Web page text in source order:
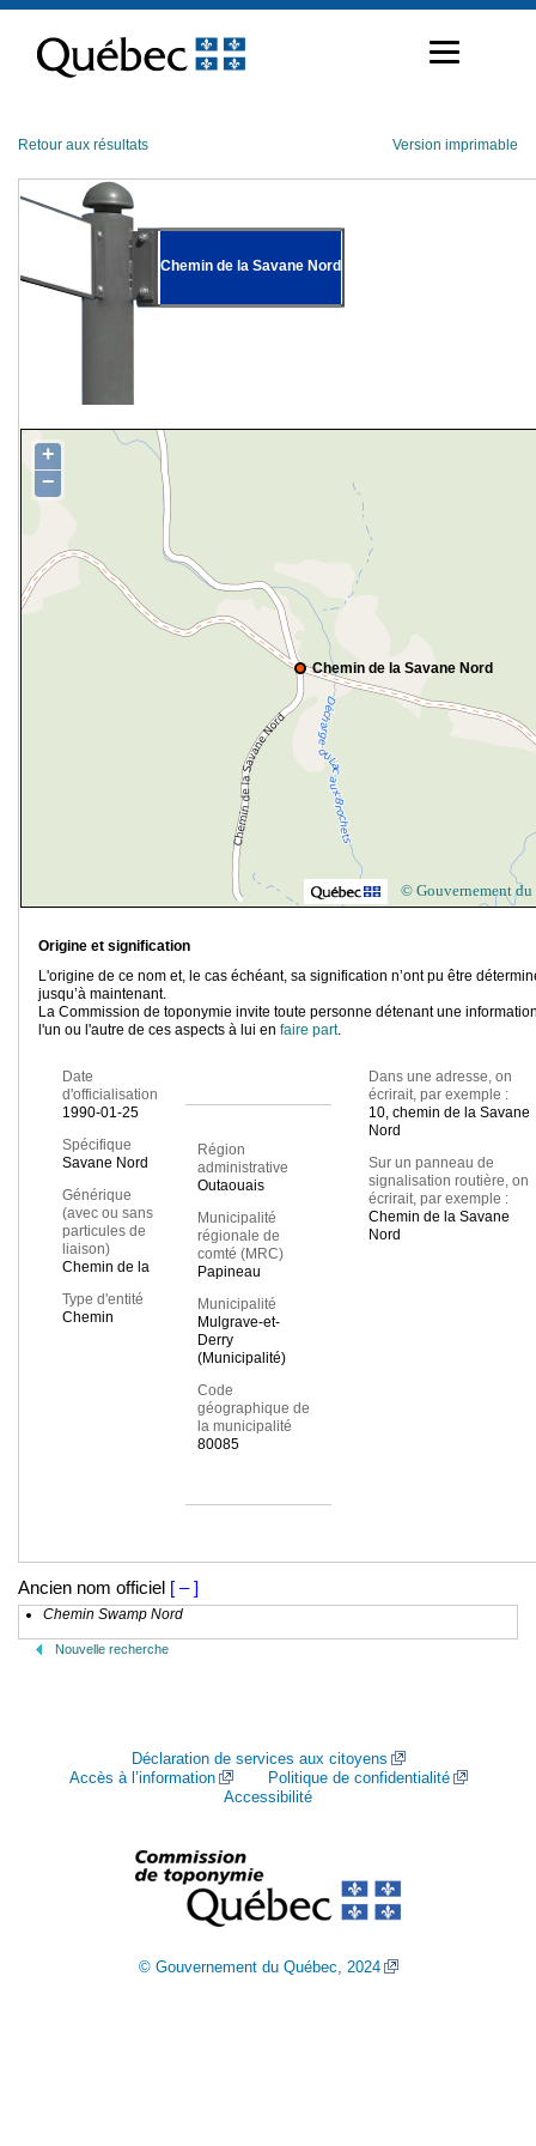
contenu
Retour aux résultats Version imprimable
Chemin de la Savane Nord
Chemin de la Savane Nord
+
−
© Gouvernement du
Origine et signification
L'origine de ce nom et, le cas échéant, sa signification n’ont pu être
jusqu’à maintenant.
La Commission de toponymie invite toute personne détenant une
l'un ou l'autre de ces aspects à lui en faire part.
Date
d'officialisation
1990-01-25
Spécifique
Savane Nord
Générique
(avec ou sans
particules de
liaison)
Chemin de la
Type d'entité
Chemin
Région
administrative
Outaouais
Municipalité
régionale de
comté (MRC)
Papineau
Municipalité
Mulgrave-et-
Derry
(Municipalité)
Code
géographique de
la municipalité
80085
Dans une adresse, on
écrirait, par exemple :
10, chemin de la Savane
Nord
Sur un panneau de
signalisation routière, on
écrirait, par exemple :
Chemin de la Savane
Nord
Ancien nom officiel [ – ]
Chemin Swamp Nord
Nouvelle recherche
Déclaration de services aux citoyens
Accès à l’information
Politique de confidentialité
Accessibilité
© Gouvernement du Québec, 2024